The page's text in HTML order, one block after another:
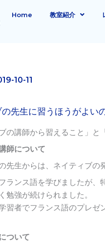
Home 教室紹介
10-11
先生に習うほうがよい
の講師から習えること」
師について
先生からは、ネイティブの
ランス語を学びましたが、
勉強が続けられました。
習者でフランス語のプレ
ついて